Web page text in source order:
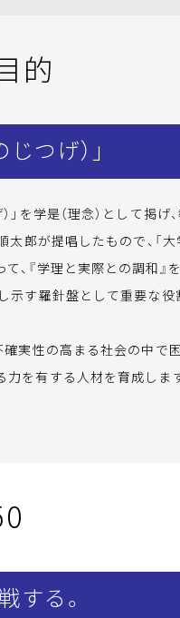
的
つげ）」
」を学是（理念）として掲
郎が提唱したもので、「
、『学理と実際との調和』
示す羅針盤として重要な
確実性の高まる社会の中
を有する人材を育成しま
する。